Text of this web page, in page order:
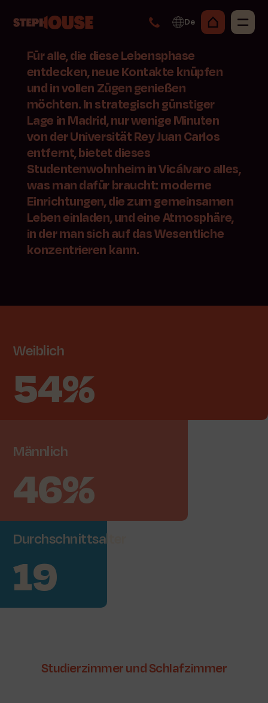
De
Für alle, die diese Lebensphase
entdecken, neue Kontakte knüpfen
und in vollen Zügen genießen
möchten. In strategisch günstiger
Lage in Madrid, nur wenige Minuten
von der Universität Rey Juan Carlos
entfernt, bietet dieses
Studentenwohnheim in Vicálvaro alles,
was man dafür braucht: moderne
Einrichtungen, die zum gemeinsamen
Leben einladen, und eine Atmosphäre,
in der man sich auf das Wesentliche
konzentrieren kann.
Weiblich
54%
Männlich
46%
Durchschnittsalter
19
StudierzimmerundSchlafzimmer